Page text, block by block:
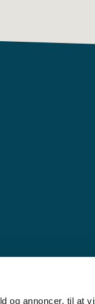
og annoncer, til at